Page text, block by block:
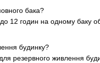
бака?
12 годин на одному баку
будинку?
резервного живлення